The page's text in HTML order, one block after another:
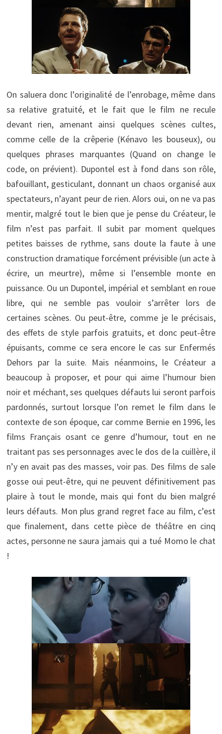
On saluera donc l’originalité de l’enrobage, même dans
sa relative gratuité, et le fait que le film ne recule
devant rien, amenant ainsi quelques scènes cultes,
comme celle de la crêperie (Kénavo les bouseux), ou
quelques phrases marquantes (Quand on change le
code, on prévient). Dupontel est à fond dans son rôle,
bafouillant, gesticulant, donnant un chaos organisé aux
spectateurs, n’ayant peur de rien. Alors oui, on ne va pas
mentir, malgré tout le bien que je pense du Créateur, le
film n’est pas parfait. Il subit par moment quelques
petites baisses de rythme, sans doute la faute à une
construction dramatique forcément prévisible (un acte à
écrire, un meurtre), même si l’ensemble monte en
puissance. Ou un Dupontel, impérial et semblant en roue
libre, qui ne semble pas vouloir s’arrêter lors de
certaines scènes. Ou peut-être, comme je le précisais,
des effets de style parfois gratuits, et donc peut-être
épuisants, comme ce sera encore le cas sur Enfermés
Dehors par la suite. Mais néanmoins, le Créateur a
beaucoup à proposer, et pour qui aime l’humour bien
noir et méchant, ses quelques défauts lui seront parfois
pardonnés, surtout lorsque l’on remet le film dans le
contexte de son époque, car comme Bernie en 1996, les
films Français osant ce genre d’humour, tout en ne
traitant pas ses personnages avec le dos de la cuillère, il
n’y en avait pas des masses, voir pas. Des films de sale
gosse oui peut-être, qui ne peuvent définitivement pas
plaire à tout le monde, mais qui font du bien malgré
leurs défauts. Mon plus grand regret face au film, c’est
que finalement, dans cette pièce de théâtre en cinq
actes, personne ne saura jamais qui a tué Momo le chat
!